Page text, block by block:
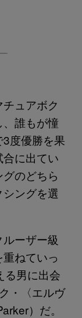
ュアボク
誰もが憧
度優勝を果
に出てい
のどちら
ングを選
ーザー級
ねていっ
る男に出会
・〈エルヴ
）だ。